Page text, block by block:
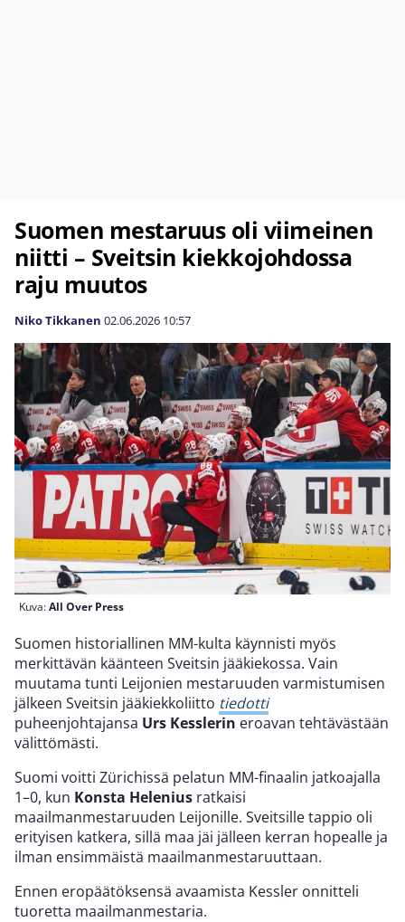
Suomen mestaruus oli viimeinen
niitti – Sveitsin kiekkojohdossa
raju muutos
Niko Tikkanen 02.06.2026 10:57
Kuva:All Over Press
Suomen historiallinen MM-kulta käynnisti myös
merkittävän käänteen Sveitsin jääkiekossa. Vain
muutama tunti Leijonien mestaruuden varmistumisen
jälkeen Sveitsin jääkiekkoliitto tiedotti
puheenjohtajansa Urs Kesslerin eroavan tehtävästään
välittömästi.
Suomi voitti Zürichissä pelatun MM-finaalin jatkoajalla
1–0, kun Konsta Helenius ratkaisi
maailmanmestaruuden Leijonille. Sveitsille tappio oli
erityisen katkera, sillä maa jäi jälleen kerran hopealle ja
ilman ensimmäistä maailmanmestaruuttaan.
Ennen eropäätöksensä avaamista Kessler onnitteli
tuoretta maailmanmestaria.